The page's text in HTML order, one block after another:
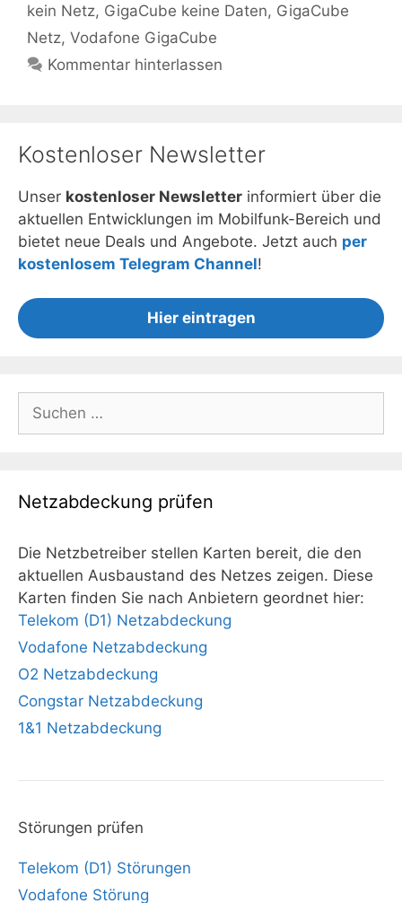
kein Netz, GigaCube keine Daten, GigaCube
Netz, Vodafone GigaCube
Kommentar hinterlassen
Kostenloser Newsletter
Unser kostenloser Newsletter informiert über die
aktuellen Entwicklungen im Mobilfunk-Bereich und
bietet neue Deals und Angebote. Jetzt auch per
kostenlosem Telegram Channel!
Hier eintragen
Suchen
nach:
Netzabdeckung prüfen
Die Netzbetreiber stellen Karten bereit, die den
aktuellen Ausbaustand des Netzes zeigen. Diese
Karten finden Sie nach Anbietern geordnet hier:
Telekom (D1) Netzabdeckung
Vodafone Netzabdeckung
O2 Netzabdeckung
Congstar Netzabdeckung
1&1 Netzabdeckung
Störungen prüfen
Telekom (D1) Störungen
Vodafone Störung